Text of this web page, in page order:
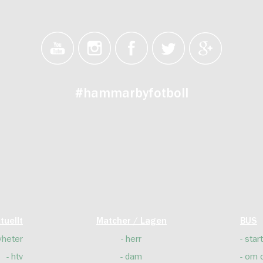
#hammarbyfotboll
htv
Matcher / Lagen
herr
dam
BUS
start
om